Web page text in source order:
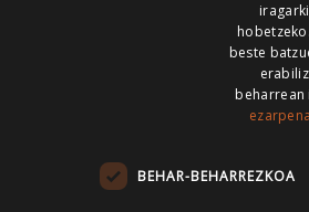
ALEA
MAILOPE NOAUA
hobetzeko.
beste
beharrean
BEHAR-BEHARREZKOA